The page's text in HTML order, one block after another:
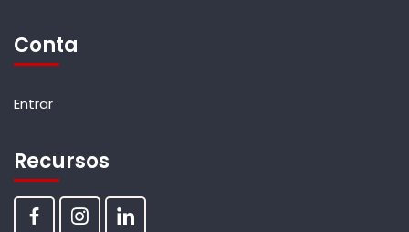
Conta
Entrar
Recursos